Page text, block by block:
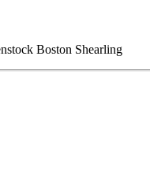
Boston Shearling